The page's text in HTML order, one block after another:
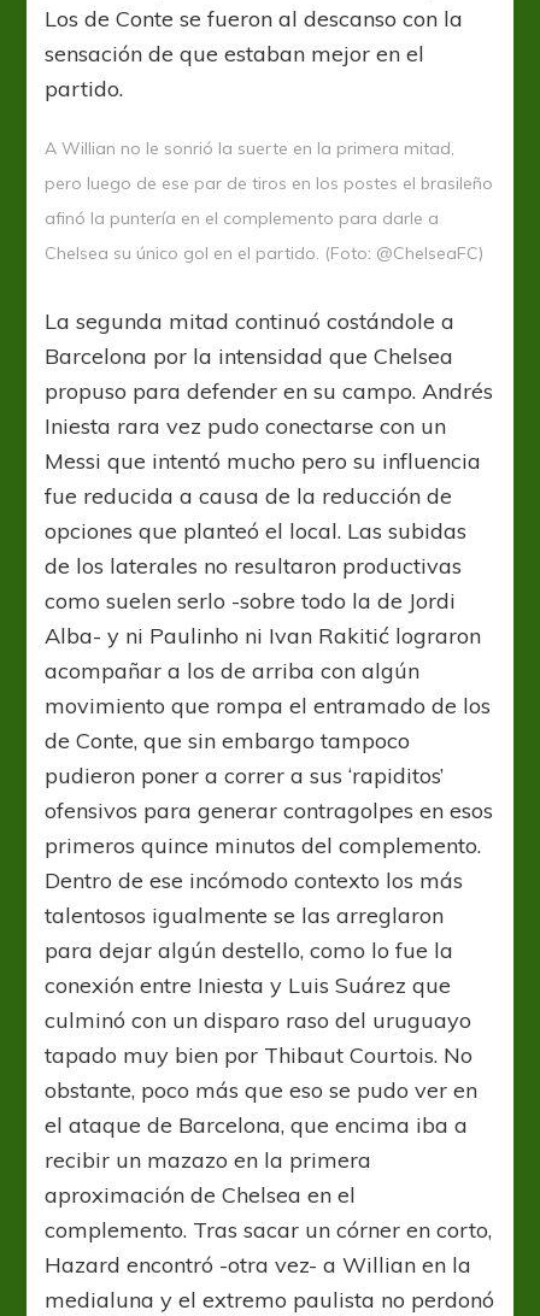
Los de Conte se fueron al descanso con la
sensación de que estaban mejor en el
partido.
A Willian no le sonrió la suerte en la primera mitad,
pero luego de ese par de tiros en los postes el brasileño
afinó la puntería en el complemento para darle a
Chelsea su único gol en el partido. (Foto: @ChelseaFC)
La segunda mitad continuó costándole a
Barcelona por la intensidad que Chelsea
propuso para defender en su campo. Andrés
Iniesta rara vez pudo conectarse con un
Messi que intentó mucho pero su influencia
fue reducida a causa de la reducción de
opciones que planteó el local. Las subidas
de los laterales no resultaron productivas
como suelen serlo -sobre todo la de Jordi
Alba- y ni Paulinho ni Ivan Rakitić lograron
acompañar a los de arriba con algún
movimiento que rompa el entramado de los
de Conte, que sin embargo tampoco
pudieron poner a correr a sus ‘rapiditos’
ofensivos para generar contragolpes en esos
primeros quince minutos del complemento.
Dentro de ese incómodo contexto los más
talentosos igualmente se las arreglaron
para dejar algún destello, como lo fue la
conexión entre Iniesta y Luis Suárez que
culminó con un disparo raso del uruguayo
tapado muy bien por Thibaut Courtois. No
obstante, poco más que eso se pudo ver en
el ataque de Barcelona, que encima iba a
recibir un mazazo en la primera
aproximación de Chelsea en el
complemento. Tras sacar un córner en corto,
Hazard encontró -otra vez- a Willian en la
medialuna y el extremo paulista no perdonó